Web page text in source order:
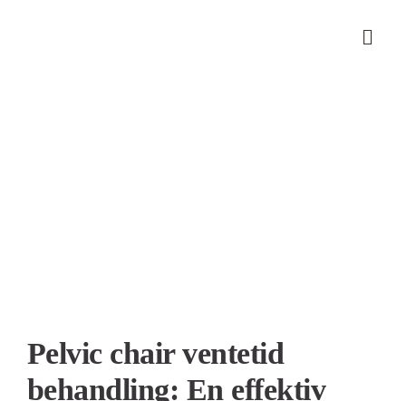
Pelvic chair ventetid
behandling: En effektiv